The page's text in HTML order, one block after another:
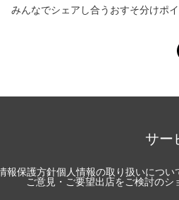
みんなでシェアし合う おすそ分けポ
サー
報保護方針個人情報の取り扱いについ
ご意見・ご要望出店をご検討のシ